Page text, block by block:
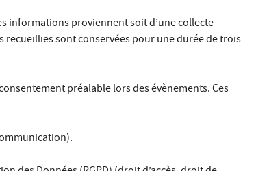
informations proviennent soit d’une collecte
recueillies sont conservées pour une durée de trois
préalable lors des évènements. Ces